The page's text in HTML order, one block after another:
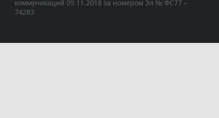
коммуникаций 09.11.2018 за номером Эл № ФС77 –
74283